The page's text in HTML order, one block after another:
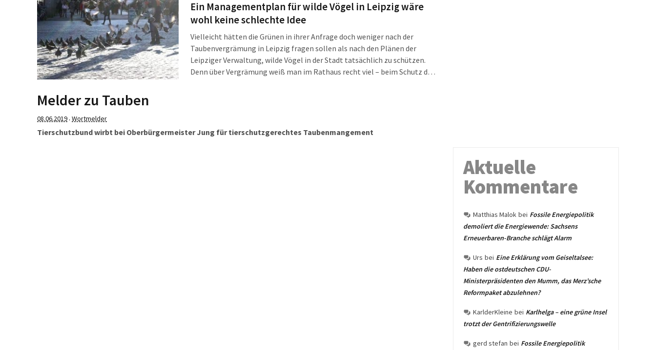
Ein Managementplan für wilde Vögel in Leipzig wäre
wohl keine schlechte Idee
Vielleicht hätten die Grünen in ihrer Anfrage doch weniger nach der
Taubenvergrämung in Leipzig fragen sollen als nach den Plänen der
Leipziger Verwaltung, wilde Vögel in der Stadt tatsächlich zu schützen.
Denn über Vergrämung weiß man im Rathaus recht viel – beim Schutz der
Melder zu Tauben
08.06.2019· Wortmelder
Tierschutzbund wirbt bei Oberbürgermeister Jung für tierschutzgerechtes Taubenmangement
Aktuelle
Kommentare
Matthias Malok bei Fossile Energiepolitik
demoliert die Energiewende: Sachsens
Erneuerbaren-Branche schlägt Alarm
Urs bei Eine Erklärung vom Geiseltalsee:
Haben die ostdeutschen CDU-
Ministerpräsidenten den Mumm, das Merz’sche
Reformpaket abzulehnen?
KarlderKleine bei Karlhelga – eine grüne Insel
trotzt der Gentrifizierungswelle
gerd stefan bei Fossile Energiepolitik